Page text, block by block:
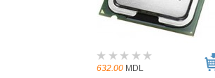
632.00 MDL